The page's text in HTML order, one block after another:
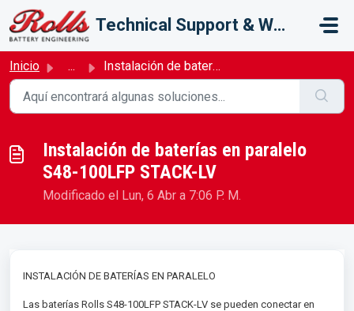
Saltar al contenido principal
Technical Support & Warranty
Inicio ... Instalación de baterías en paralelo S48-100LFP STACK-LV
Instalación de baterías en paralelo
S48-100LFP STACK-LV
Modificado el Lun, 6 Abr a 7:06 P. M.
INSTALACIÓN DE BATERÍAS EN PARALELO
Las baterías Rolls S48-100LFP STACK-LV se pueden conectar en